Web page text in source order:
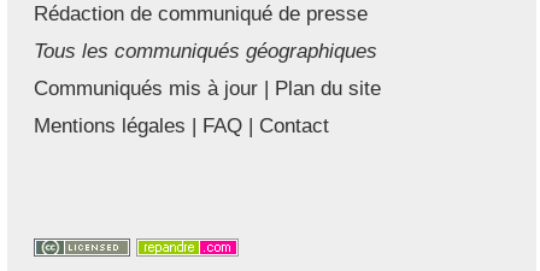
Rédaction de communiqué de presse
Tous les communiqués géographiques
Communiqués mis à jour | Plan du site
Mentions légales | FAQ | Contact